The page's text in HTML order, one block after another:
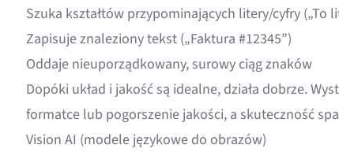
Szuka kształtów przypominających litery/cyfry („To
Zapisuje znaleziony tekst („Faktura #12345”)
Oddaje nieuporządkowany, surowy ciąg znaków
Dopóki układ i jakość są idealne, działa dobrze.
formatce lub pogorszenie jakości, a skuteczność
Vision AI (modele językowe do obrazów)